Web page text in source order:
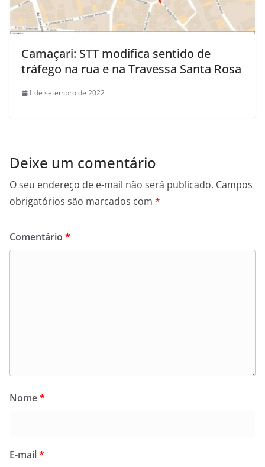
Camaçari: STT modifica sentido de
tráfego na rua e na Travessa Santa Rosa
1 de setembro de 2022
Deixe um comentário
O seu endereço de e-mail não será publicado. Campos
obrigatórios são marcados com *
Comentário *
Nome*
E-mail*